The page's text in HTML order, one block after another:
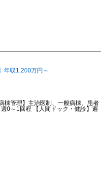
年収1,200万円～
棟管理】主治医制、一般病棟、患者
0～1回程 【人間ドック・健診】週